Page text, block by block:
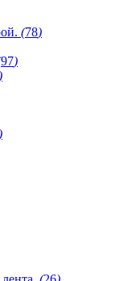
(78)
97)
)
)